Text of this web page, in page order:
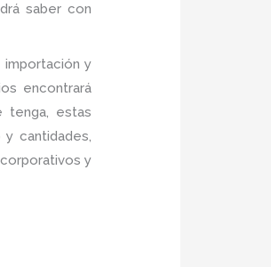
saber con
y
encontrará
tenga, estas
cantidades,
y